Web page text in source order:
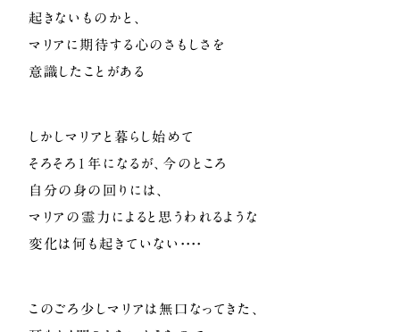
起きないものかと、
マリアに期待する心のさもしさを
意識したことがある
しかしマリアと暮らし始めて
そろそろ1年になるが、今のところ
自分の身の回りには、
マリアの霊力によると思うわれるような
変化は何も起きていない・・・・
このごろ少しマリアは無口なってきた、